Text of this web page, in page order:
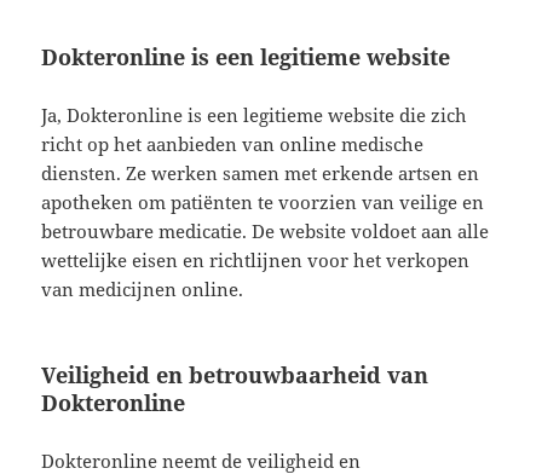
Dokteronline is een legitieme website
Ja, Dokteronline is een legitieme website die zich
richt op het aanbieden van online medische
diensten. Ze werken samen met erkende artsen en
apotheken om patiënten te voorzien van veilige en
betrouwbare medicatie. De website voldoet aan alle
wettelijke eisen en richtlijnen voor het verkopen
van medicijnen online.
Veiligheid en betrouwbaarheid van
Dokteronline
Dokteronline neemt de veiligheid en